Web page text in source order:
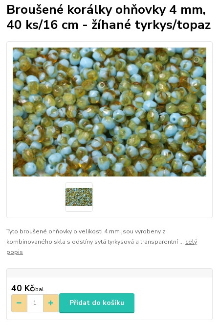
Broušené korálky ohňovky 4 mm,
40 ks/16 cm - žíhané tyrkys/topaz
Tyto broušené ohňovky o velikosti 4 mm jsou vyrobeny z
kombinovaného skla s odstíny sytá tyrkysová a transparentní ... celý
popis
40 Kč/bal.
Přidat do košíku